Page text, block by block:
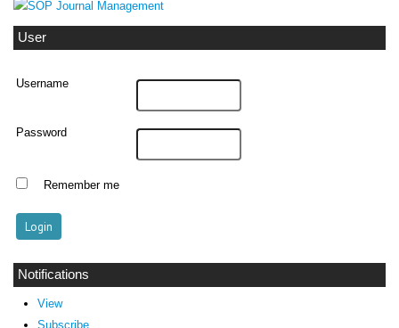
User
Username
Password
Remember me
Notifications
View
Subscribe